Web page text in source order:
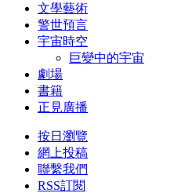
文學藝術
警世預言
宇宙時空
巨變中的宇宙
劇場
書籍
正見廣播
按日瀏覽
網上投稿
聯繫我們
RSS訂閱